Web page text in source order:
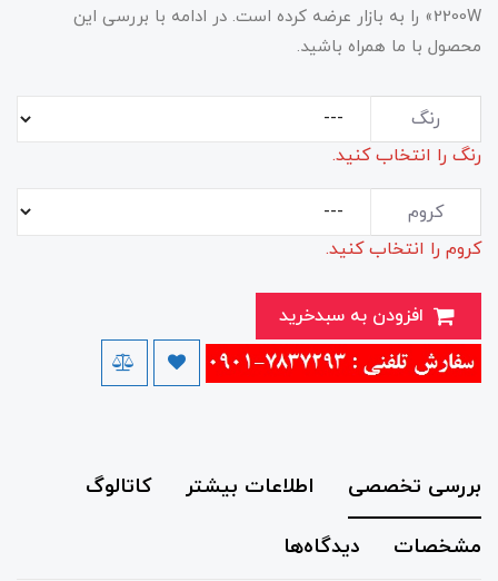
2200W» را به بازار عرضه کرده است. در ادامه با بررسی این
محصول با ما همراه باشید.
رنگ
رنگ را انتخاب کنید.
کروم
کروم را انتخاب کنید.
بررسی تخصصی اطلاعات بیشتر کاتالوگ
مشخصات دیدگاه‌ها